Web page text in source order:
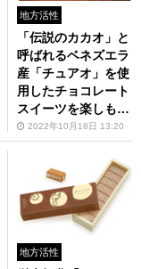
地方活性
「伝説のカカオ」と
呼ばれるベネズエラ
産「チュアオ」を使
用したチョコレート
スイーツを楽しも
う！ 横浜ベイシェ
ラトン ホテル＆タ
ワーズで「Sweets
Parade」～チョコ
レート～を開催
2022年10月18日 13:20
地方活性